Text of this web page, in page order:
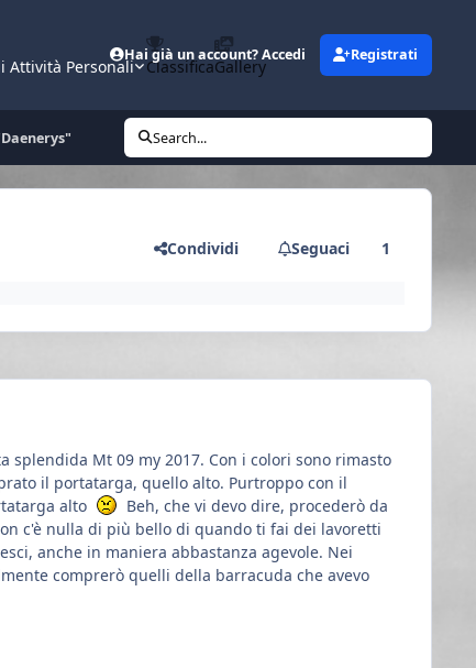
Attività Personali ClassificaGallery
Hai già un account? Accedi Registrati
Search...
Condividi Seguaci 1
Mt 09 my 2017. Con i colori sono rimasto
il portatarga, quello alto. Purtroppo con il
alto
Beh, che vi devo dire, procederò da
c'è nulla di più bello di quando ti fai dei lavoretti
anche in maniera abbastanza agevole. Nei
comprerò quelli della barracuda che avevo